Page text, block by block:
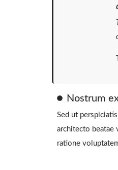
Nostrum
Sed ut
architecto beatae
ratione